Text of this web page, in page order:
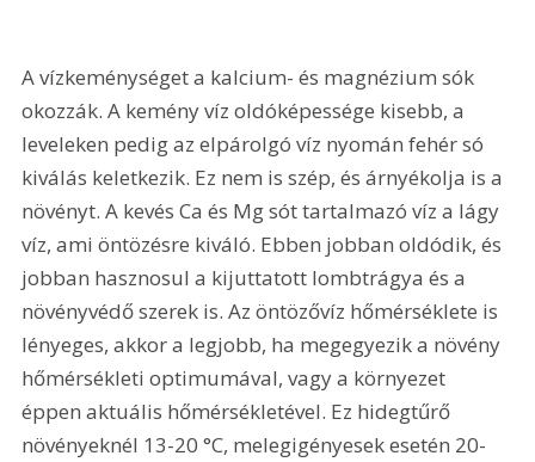
A vízkeménységet a kalcium- és magnézium sók
okozzák. A kemény víz oldóképessége kisebb, a
leveleken pedig az elpárolgó víz nyomán fehér só
kiválás keletkezik. Ez nem is szép, és árnyékolja is a
növényt. A kevés Ca és Mg sót tartalmazó víz a lágy
víz, ami öntözésre kiváló. Ebben jobban oldódik, és
jobban hasznosul a kijuttatott lombtrágya és a
növényvédő szerek is. Az öntözővíz hőmérséklete is
lényeges, akkor a legjobb, ha megegyezik a növény
hőmérsékleti optimumával, vagy a környezet
éppen aktuális hőmérsékletével. Ez hidegtűrő
növényeknél 13-20 °C, melegigényesek esetén 20-